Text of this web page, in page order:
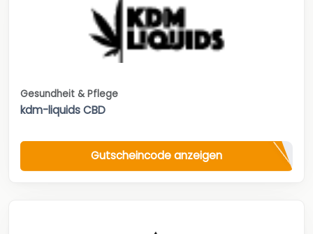
Gesundheit & Pflege
kdm-liquids CBD
Gutscheincode anzeigen